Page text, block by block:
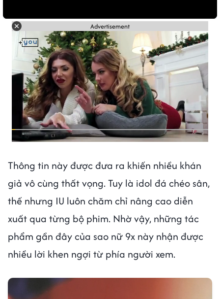
Advertisement
Thông tin này được đưa ra khiến nhiều khán
giả vô cùng thất vọng. Tuy là idol đá chéo sân,
thế nhưng IU luôn chăm chỉ nâng cao diễn
xuất qua từng bộ phim. Nhờ vậy, những tác
phẩm gần đây của sao nữ 9x này nhận được
nhiều lời khen ngợi từ phía người xem.